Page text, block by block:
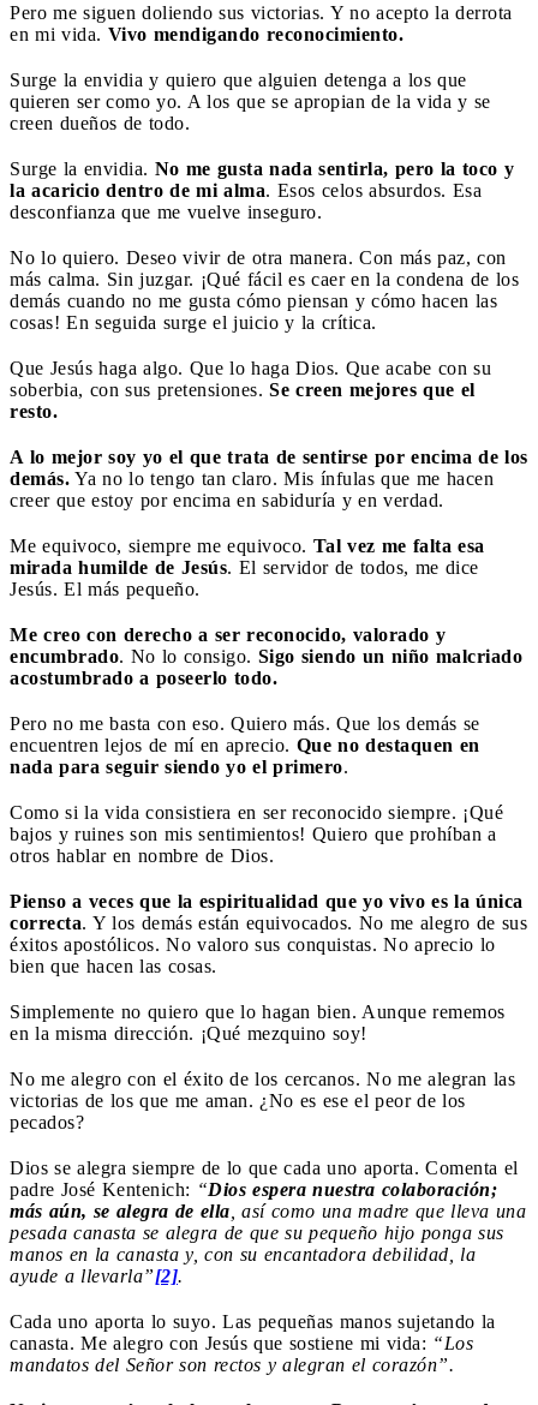
Pero me siguen doliendo sus victorias. Y no acepto la derrota
en mi vida. Vivo mendigando reconocimiento.
Surge la envidia y quiero que alguien detenga a los que
quieren ser como yo. A los que se apropian de la vida y se
creen dueños de todo.
Surge la envidia. No me gusta nada sentirla, pero la toco y
la acaricio dentro de mi alma. Esos celos absurdos. Esa
desconfianza que me vuelve inseguro.
No lo quiero. Deseo vivir de otra manera. Con más paz, con
más calma. Sin juzgar. ¡Qué fácil es caer en la condena de los
demás cuando no me gusta cómo piensan y cómo hacen las
cosas! En seguida surge el juicio y la crítica.
Que Jesús haga algo. Que lo haga Dios. Que acabe con su
soberbia, con sus pretensiones. Se creen mejores que el
resto.
A lo mejor soy yo el que trata de sentirse por encima de los
demás. Ya no lo tengo tan claro. Mis ínfulas que me hacen
creer que estoy por encima en sabiduría y en verdad.
Me equivoco, siempre me equivoco. Tal vez me falta esa
mirada humilde de Jesús. El servidor de todos, me dice
Jesús. El más pequeño.
Me creo con derecho a ser reconocido, valorado y
encumbrado. No lo consigo. Sigo siendo un niño malcriado
acostumbrado a poseerlo todo.
Pero no me basta con eso. Quiero más. Que los demás se
encuentren lejos de mí en aprecio. Que no destaquen en
nada para seguir siendo yo el primero.
Como si la vida consistiera en ser reconocido siempre. ¡Qué
bajos y ruines son mis sentimientos! Quiero que prohíban a
otros hablar en nombre de Dios.
Pienso a veces que la espiritualidad que yo vivo es la única
correcta. Y los demás están equivocados. No me alegro de sus
éxitos apostólicos. No valoro sus conquistas. No aprecio lo
bien que hacen las cosas.
Simplemente no quiero que lo hagan bien. Aunque rememos
en la misma dirección. ¡Qué mezquino soy!
No me alegro con el éxito de los cercanos. No me alegran las
victorias de los que me aman. ¿No es ese el peor de los
pecados?
Dios se alegra siempre de lo que cada uno aporta. Comenta el
padre José Kentenich: “Dios espera nuestra colaboración;
más aún, se alegra de ella , así como una madre que lleva una
pesada canasta se alegra de que su pequeño hijo ponga sus
manos en la canasta y, con su encantadora debilidad, la
ayude a llevarla”[2].
Cada uno aporta lo suyo. Las pequeñas manos sujetando la
canasta. Me alegro con Jesús que sostiene mi vida: “Los
mandatos del Señor son rectos y alegran el corazón”.